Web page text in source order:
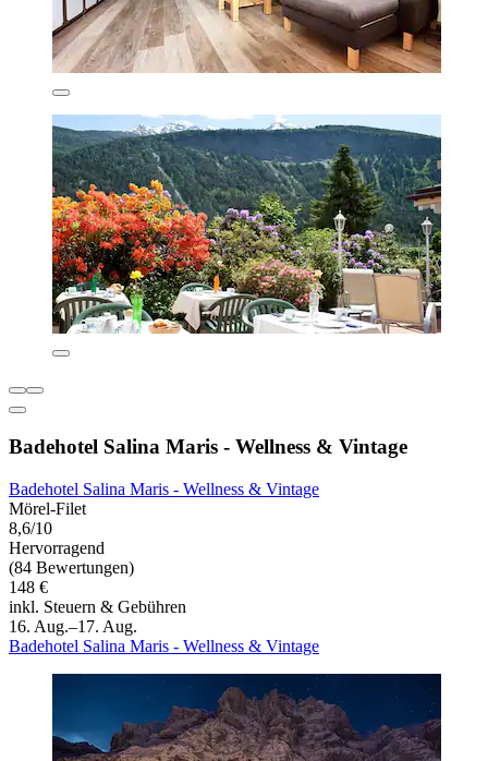
Badehotel Salina Maris - Wellness & Vintage
Badehotel Salina Maris - Wellness & Vintage
Mörel-Filet
8,6/10
Hervorragend
(84 Bewertungen)
148 €
inkl. Steuern & Gebühren
16. Aug.–17. Aug.
Badehotel Salina Maris - Wellness & Vintage